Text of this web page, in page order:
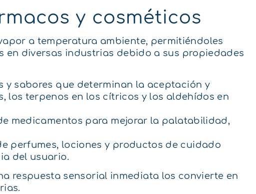
y cosméticos
a temperatura ambiente, permitiéndoles
en diversas industrias debido a sus propiedades
y sabores que determinan la aceptación y
los terpenos en los cítricos y los aldehídos en
medicamentos para mejorar la palatabilidad,
perfumes, lociones y productos de cuidado
del usuario.
respuesta sensorial inmediata los convierte en